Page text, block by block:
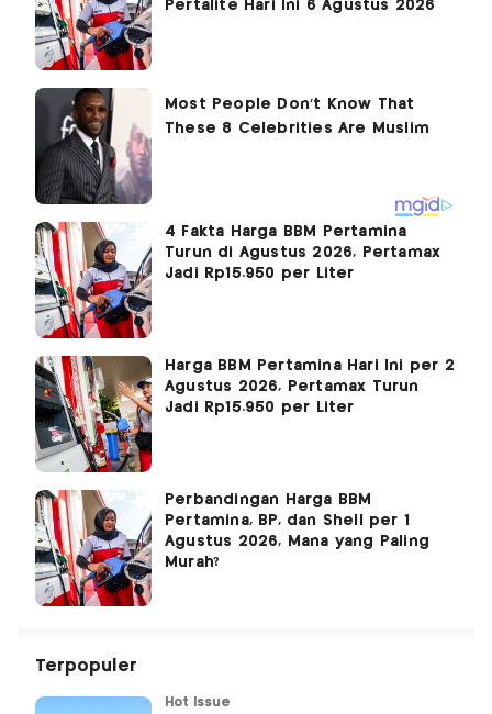
Pertalite Hari Ini 6 Agustus 2026
4 Fakta Harga BBM Pertamina
Turun di Agustus 2026, Pertamax
Jadi Rp15.950 per Liter
Harga BBM Pertamina Hari Ini per 2
Agustus 2026, Pertamax Turun
Jadi Rp15.950 per Liter
Perbandingan Harga BBM
Pertamina, BP, dan Shell per 1
Agustus 2026, Mana yang Paling
Murah?
Terpopuler
Hot Issue